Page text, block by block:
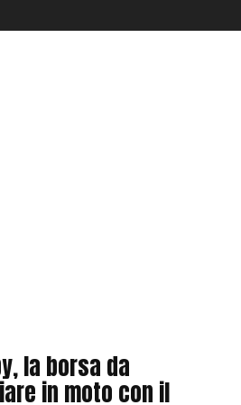
la borsa da
in moto con il